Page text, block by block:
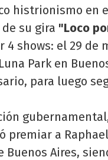
histrionismo en
de su gira "Loco
4 shows: el 29 de
Park en
para luego
premiar a
Buenos Aires,